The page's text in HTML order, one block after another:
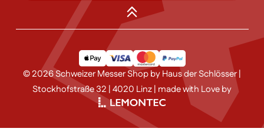
© 2026 Schweizer Messer Shop by Haus der Schlösser |
Stockhofstraße 32 | 4020 Linz | made with Love by